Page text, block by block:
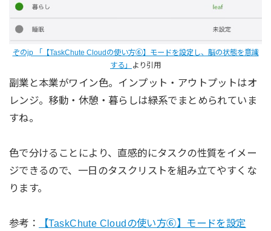
ぞのjp 「【TaskChute Cloudの使い方⑥】モードを設定し、脳の状態を意識
する」
より引用
副業と本業がワイン色。インプット・アウトプットはオ
レンジ。移動・休憩・暮らしは緑系でまとめられていま
すね。
色で分けることにより、直感的にタスクの性質をイメー
ジできるので、一日のタスクリストを組み立てやすくな
ります。
参考：
【TaskChute Cloudの使い方⑥】モードを設定